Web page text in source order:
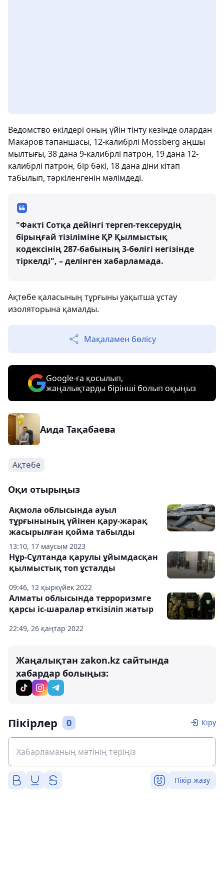
Ведомство өкілдері оның үйін тінту кезінде олардан
Макаров тапаншасы, 12-калибрлі Mossberg аңшы
мылтығы, 38 дана 9-калибрлі патрон, 19 дана 12-
калибрлі патрон, бір бәкі, 18 дана діни кітап
табылып, тәркіленгенін мәлімдеді.
"Факті Сотқа дейінгі тергеп-тексерудің
бірыңғай тізіліміне ҚР Қылмыстық
кодексінің 287-бабының 3-бөлігі негізінде
тіркелді", – делінген хабарламада.
Ақтөбе қаласының тұрғыны уақытша ұстау
изоляторына қамалды.
Мақаламен бөлісу
Google-ға қосылып,
жаңалықтарды бірінші болып оқыңыз
Аида Тақабаева
Ақтөбе
Оқи отырыңыз
13:10, 17 маусым 2023
Ақмола облысында ауыл
тұрғынының үйінен қару-жарақ
жасырылған қойма табылды
09:46, 12 қыркүйек 2022
Нұр-Сұлтанда қарулы ұйымдасқан
қылмыстық топ ұсталды
22:49, 26 қаңтар 2022
Алматы облысында терроризмге
қарсы іс-шаралар өткізіліп жатыр
Жаңалықтан zakon.kz сайтында
хабардар болыңыз:
Пікірлер 0 Кіру
Пікір жазу